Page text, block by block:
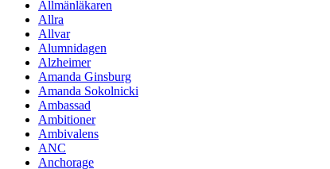
Allmänläkaren
Allra
Allvar
Alumnidagen
Alzheimer
Amanda Ginsburg
Amanda Sokolnicki
Ambassad
Ambitioner
Ambivalens
ANC
Anchorage